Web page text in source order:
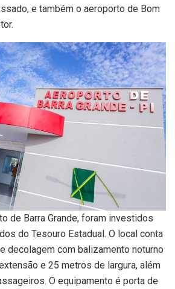
e também o aeroporto de Bom
de Barra Grande, foram investidos
do Tesouro Estadual. O local conta
decolagem com balizamento noturno
e 25 metros de largura, além
O equipamento é porta de